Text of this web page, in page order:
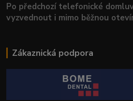
Po předchozí telefonické
vyzvednout i mimo běžnou
Zákaznická podpora